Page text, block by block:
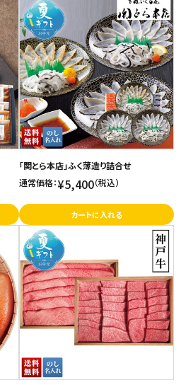
「関とら本店」ふく薄造り詰合せ
通常価格：¥5,400（税込）
カートに入れる